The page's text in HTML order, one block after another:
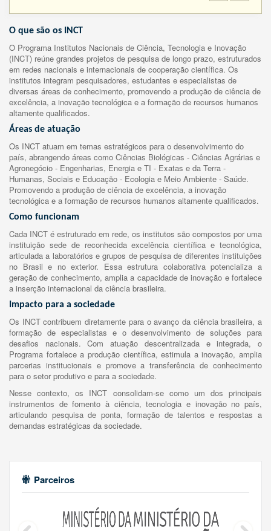
O que são os INCT
O Programa Institutos Nacionais de Ciência, Tecnologia e Inovação
(INCT) reúne grandes projetos de pesquisa de longo prazo, estruturados
em redes nacionais e internacionais de cooperação científica. Os
institutos integram pesquisadores, estudantes e especialistas de
diversas áreas de conhecimento, promovendo a produção de ciência de
excelência, a inovação tecnológica e a formação de recursos humanos
altamente qualificados.
Áreas de atuação
Os INCT atuam em temas estratégicos para o desenvolvimento do
país, abrangendo áreas como Ciências Biológicas - Ciências Agrárias e
Agronegócio - Engenharias, Energia e TI - Exatas e da Terra -
Humanas, Sociais e Educação - Ecologia e Meio Ambiente - Saúde.
Promovendo a produção de ciência de excelência, a inovação
tecnológica e a formação de recursos humanos altamente qualificados.
Como funcionam
Cada INCT é estruturado em rede, os institutos são compostos por uma
instituição sede de reconhecida excelência científica e tecnológica,
articulada a laboratórios e grupos de pesquisa de diferentes instituições
no Brasil e no exterior. Essa estrutura colaborativa potencializa a
geração de conhecimento, amplia a capacidade de inovação e fortalece
a inserção internacional da ciência brasileira.
Impacto para a sociedade
Os INCT contribuem diretamente para o avanço da ciência brasileira, a
formação de especialistas e o desenvolvimento de soluções para
desafios nacionais. Com atuação descentralizada e integrada, o
Programa fortalece a produção científica, estimula a inovação, amplia
parcerias institucionais e promove a transferência de conhecimento
para o setor produtivo e para a sociedade.
Nesse contexto, os INCT consolidam-se como um dos principais
instrumentos de fomento à ciência, tecnologia e inovação no país,
articulando pesquisa de ponta, formação de talentos e respostas a
demandas estratégicas da sociedade.
Parceiros